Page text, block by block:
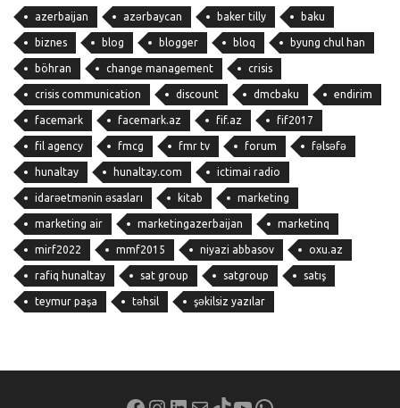
azerbaijan azərbaycan baker tilly baku
biznes blog blogger bloq byung chul han
böhran change management crisis
crisis communication discount dmcbaku endirim
facemark facemark.az fif.az fif2017
fil agency fmcg fmr tv forum fəlsəfə
hunaltay hunaltay.com ictimai radio
idarəetmənin əsasları kitab marketing
marketing air marketingazerbaijan marketinq
mirf2022 mmf2015 niyazi abbasov oxu.az
rafiq hunaltay sat group satgroup satış
teymur paşa təhsil şəkilsiz yazılar